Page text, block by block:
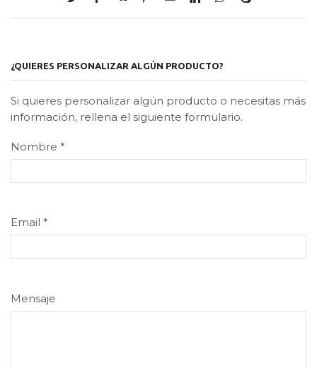
¿QUIERES PERSONALIZAR ALGÚN PRODUCTO?
Si quieres personalizar algún producto o necesitas más
información, rellena el siguiente formulario.
Nombre *
Email *
Mensaje